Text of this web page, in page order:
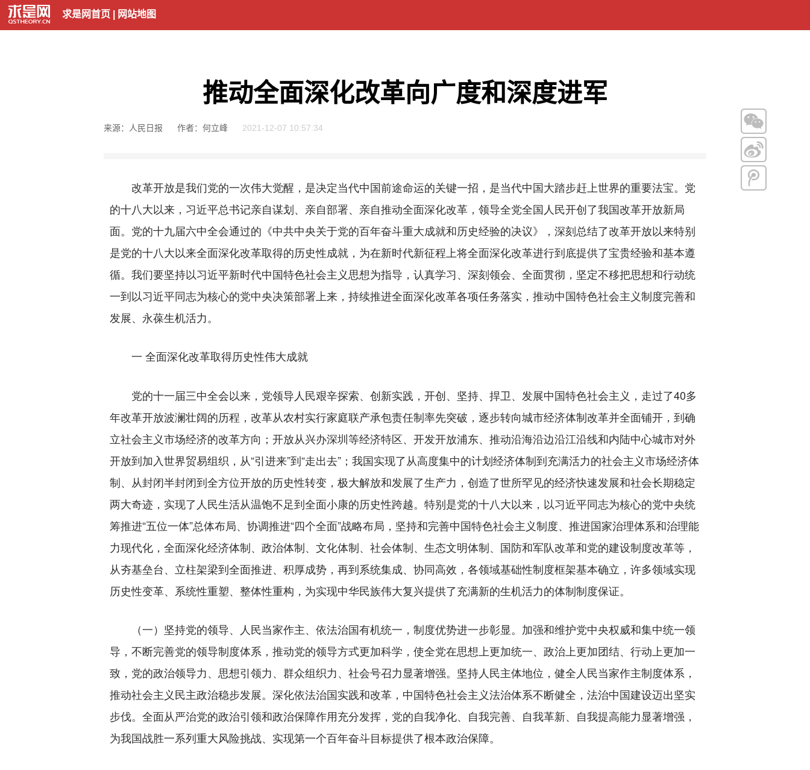
求是网首页 网站地图
推动全面深化改革向广度和深度进军
来源：人民日报 作者：何立峰 2021-12-07 10:57:34
改革开放是我们党的一次伟大觉醒，是决定当代中国前途命运的关键一招，是当代中国大踏步赶上世界的重要法宝。党
的十八大以来，习近平总书记亲自谋划、亲自部署、亲自推动全面深化改革，领导全党全国人民开创了我国改革开放新局
面。党的十九届六中全会通过的《中共中央关于党的百年奋斗重大成就和历史经验的决议》，深刻总结了改革开放以来特别
是党的十八大以来全面深化改革取得的历史性成就，为在新时代新征程上将全面深化改革进行到底提供了宝贵经验和基本遵
循。我们要坚持以习近平新时代中国特色社会主义思想为指导，认真学习、深刻领会、全面贯彻，坚定不移把思想和行动统
一到以习近平同志为核心的党中央决策部署上来，持续推进全面深化改革各项任务落实，推动中国特色社会主义制度完善和
发展、永葆生机活力。
一 全面深化改革取得历史性伟大成就
党的十一届三中全会以来，党领导人民艰辛探索、创新实践，开创、坚持、捍卫、发展中国特色社会主义，走过了40多
年改革开放波澜壮阔的历程，改革从农村实行家庭联产承包责任制率先突破，逐步转向城市经济体制改革并全面铺开，到确
立社会主义市场经济的改革方向；开放从兴办深圳等经济特区、开发开放浦东、推动沿海沿边沿江沿线和内陆中心城市对外
开放到加入世界贸易组织，从“引进来”到“走出去”；我国实现了从高度集中的计划经济体制到充满活力的社会主义市场经济体
制、从封闭半封闭到全方位开放的历史性转变，极大解放和发展了生产力，创造了世所罕见的经济快速发展和社会长期稳定
两大奇迹，实现了人民生活从温饱不足到全面小康的历史性跨越。特别是党的十八大以来，以习近平同志为核心的党中央统
筹推进“五位一体”总体布局、协调推进“四个全面”战略布局，坚持和完善中国特色社会主义制度、推进国家治理体系和治理能
力现代化，全面深化经济体制、政治体制、文化体制、社会体制、生态文明体制、国防和军队改革和党的建设制度改革等，
从夯基垒台、立柱架梁到全面推进、积厚成势，再到系统集成、协同高效，各领域基础性制度框架基本确立，许多领域实现
历史性变革、系统性重塑、整体性重构，为实现中华民族伟大复兴提供了充满新的生机活力的体制制度保证。
（一）坚持党的领导、人民当家作主、依法治国有机统一，制度优势进一步彰显。加强和维护党中央权威和集中统一领
导，不断完善党的领导制度体系，推动党的领导方式更加科学，使全党在思想上更加统一、政治上更加团结、行动上更加一
致，党的政治领导力、思想引领力、群众组织力、社会号召力显著增强。坚持人民主体地位，健全人民当家作主制度体系，
推动社会主义民主政治稳步发展。深化依法治国实践和改革，中国特色社会主义法治体系不断健全，法治中国建设迈出坚实
步伐。全面从严治党的政治引领和政治保障作用充分发挥，党的自我净化、自我完善、自我革新、自我提高能力显著增强，
为我国战胜一系列重大风险挑战、实现第一个百年奋斗目标提供了根本政治保障。